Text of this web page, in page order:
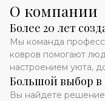
О компании
Более 20 лет
Мы команда
ковров помогают
настроением уюта,
Большой выбор
Вы найдете решение